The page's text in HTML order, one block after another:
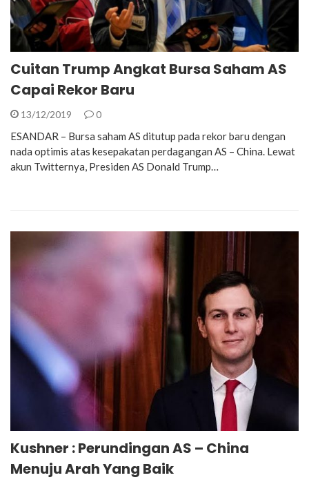
Cuitan Trump Angkat Bursa Saham AS
Capai Rekor Baru
13/12/2019 0
ESANDAR – Bursa saham AS ditutup pada rekor baru dengan
nada optimis atas kesepakatan perdagangan AS – China. Lewat
akun Twitternya, Presiden AS Donald Trump…
Kushner : Perundingan AS – China
Menuju Arah Yang Baik